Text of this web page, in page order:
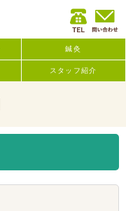
鍼灸
スタッフ紹介